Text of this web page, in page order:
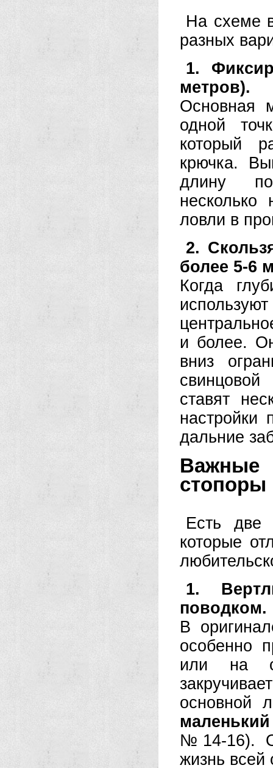
На схеме
разных
1.
метров).
Основная
одной
который
крючка.
длину
ловли в
2.
более 5-6
Когда
и более.
вниз
ставят
настройки
дальние
Важные
стопоры
Есть две
которые
1.
поводком.
В
особенно
или на
основной
№14-16).
жизнь всей